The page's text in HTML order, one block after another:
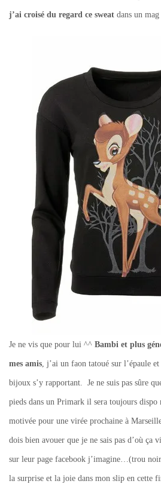
j’ai croisé du regard ce sweat dans un
Je ne vis que pour lui ^^ Bambi et plus
mes amis, j’ai un faon tatoué sur l’épaule
bijoux s’y rapportant. Je ne suis pas sûre
pieds dans un Primark il sera toujours dispo
motivée pour une virée prochaine à
dois bien avouer que je ne sais pas d’où ça
sur leur page facebook j’imagine…(trou
la surprise et la joie dans mon slip en cette